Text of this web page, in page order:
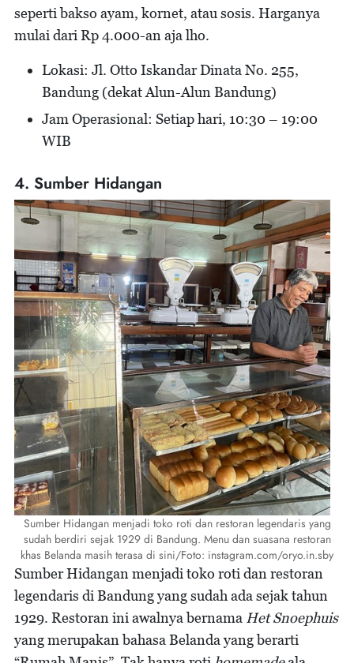
seperti bakso ayam, kornet, atau sosis. Harganya
mulai dari Rp 4.000-an aja lho.
Lokasi: Jl. Otto Iskandar Dinata No. 255,
Bandung (dekat Alun-Alun Bandung)
Jam Operasional: Setiap hari, 10:30 – 19:00
WIB
4. Sumber Hidangan
Sumber Hidangan menjadi toko roti dan restoran legendaris yang
sudah berdiri sejak 1929 di Bandung. Menu dan suasana restoran
khas Belanda masih terasa di sini/Foto: instagram.com/oryo.in.sby
Sumber Hidangan menjadi toko roti dan restoran
legendaris di Bandung yang sudah ada sejak tahun
1929. Restoran ini awalnya bernama Het Snoephuis
yang merupakan bahasa Belanda yang berarti